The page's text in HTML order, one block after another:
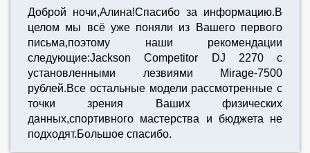
Доброй ночи,Алина!Спасибо за информацию.В
целом мы всё уже поняли из Вашего первого
письма,поэтому наши рекомендации
следующие:Jackson Competitor DJ 2270 с
установленными лезвиями Mirage-7500
рублей.Все остальные модели рассмотренные с
точки зрения Ваших физических
данных,спортивного мастерства и бюджета не
подходят.Большое спасибо.